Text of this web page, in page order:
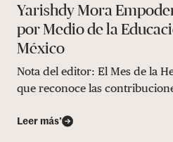
Yarishdy Mora
por Medio de la
México
Nota del editor: El Mes de la
que reconoce las
Leer más’